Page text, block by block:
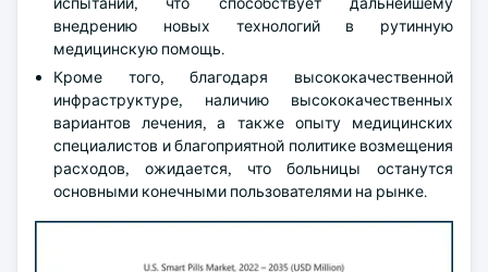
внедрению новых технологий в рутинную
медицинскую помощь.
Кроме того, благодаря высококачественной
инфраструктуре, наличию высококачественных
вариантов лечения, а также опыту медицинских
специалистов и благоприятной политике возмещения
расходов, ожидается, что больницы останутся
основными конечными пользователями на рынке.